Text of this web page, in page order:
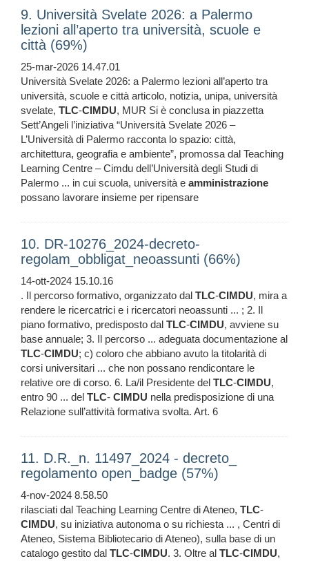
9. Università Svelate 2026: a Palermo
lezioni all’aperto tra università, scuole e
città (69%)
25-mar-2026 14.47.01
Università Svelate 2026: a Palermo lezioni all’aperto tra
università, scuole e città articolo, notizia, unipa, università
svelate, TLC-CIMDU, MUR Si è conclusa in piazzetta
Sett’Angeli l’iniziativa “Università Svelate 2026 –
L’Università di Palermo racconta lo spazio: città,
architettura, geografia e ambiente”, promossa dal Teaching
Learning Centre – Cimdu dell’Università degli Studi di
Palermo ... in cui scuola, università e amministrazione
possano lavorare insieme per ripensare
10. DR-10276_2024-decreto-
regolam_obbligat_neoassunti (66%)
14-ott-2024 15.10.16
. Il percorso formativo, organizzato dal TLC-CIMDU, mira a
rendere le ricercatrici e i ricercatori neoassunti ... ; 2. Il
piano formativo, predisposto dal TLC-CIMDU, avviene su
base annuale; 3. Il percorso ... adeguata documentazione al
TLC-CIMDU; c) coloro che abbiano avuto la titolarità di
corsi universitari ... che non possano rendicontare le
relative ore di corso. 6. La/il Presidente del TLC-CIMDU,
entro 90 ... del TLC- CIMDU nella predisposizione di una
Relazione sull’attività formativa svolta. Art. 6
11. D.R._n. 11497_2024 - decreto_
regolamento open_badge (57%)
4-nov-2024 8.58.50
rilasciati dal Teaching Learning Centre di Ateneo, TLC-
CIMDU, su iniziativa autonoma o su richiesta ... , Centri di
Ateneo, Sistema Bibliotecario di Ateneo), sulla base di un
catalogo gestito dal TLC-CIMDU. 3. Oltre al TLC-CIMDU,